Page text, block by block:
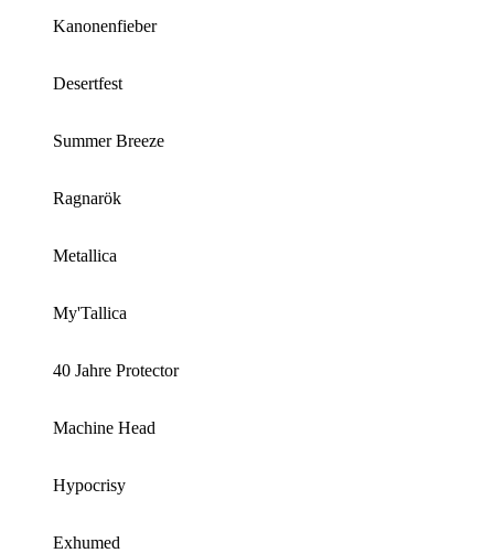
Kanonenfieber
Desertfest
Summer Breeze
Ragnarök
Metallica
My'Tallica
40 Jahre Protector
Machine Head
Hypocrisy
Exhumed